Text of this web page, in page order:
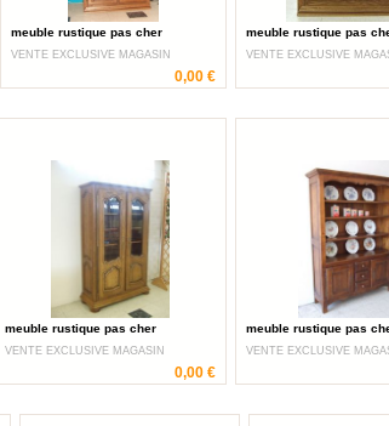
meuble rustique pas cher
VENTE EXCLUSIVE MAGASIN
0,00 €
meuble rustique pas
VENTE EXCLUSIVE
meuble rustique pas cher
VENTE EXCLUSIVE MAGASIN
0,00 €
meuble rustique pas
VENTE EXCLUSIVE